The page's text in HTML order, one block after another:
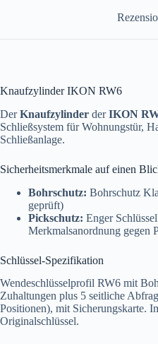
Knaufzylinder IKON RW6
DerKnaufzylinder derIKON
Schließsystem für Wohnungstür,
Schließanlage.
Sicherheitsmerkmale auf einen
Bohrschutz: Bohrschutz
geprüft)
Pickschutz: Enger
Merkmalsanordnung gegen
Schlüssel-Spezifikation
Wendeschlüsselprofil RW6 mit
Zuhaltungen plus 5 seitliche
Positionen), mit Sicherungskarte.
Originalschlüssel.